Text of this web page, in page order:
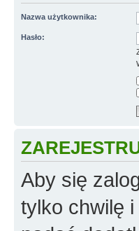
Nazwa użytkownika:
Hasło:
Aby się
tylko chwilę